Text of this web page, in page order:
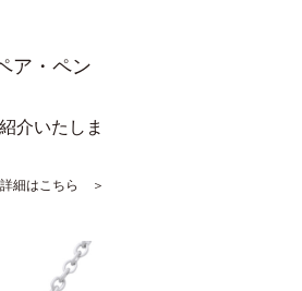
ア・ペン
介いたしま
詳細はこちら ＞